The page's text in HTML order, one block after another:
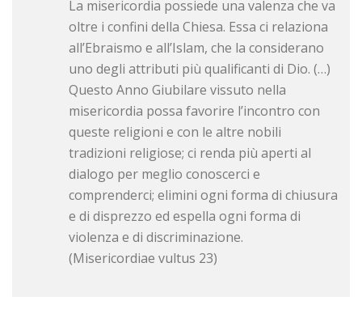
La misericordia possiede una valenza che va
oltre i confini della Chiesa. Essa ci relaziona
all’Ebraismo e all’Islam, che la considerano
uno degli attributi più qualificanti di Dio. (…)
Questo Anno Giubilare vissuto nella
misericordia possa favorire l’incontro con
queste religioni e con le altre nobili
tradizioni religiose; ci renda più aperti al
dialogo per meglio conoscerci e
comprenderci; elimini ogni forma di chiusura
e di disprezzo ed espella ogni forma di
violenza e di discriminazione.
(Misericordiae vultus 23)